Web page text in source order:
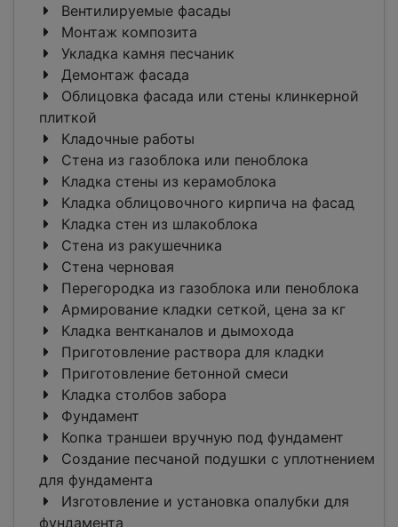
Вентилируемые фасады
Монтаж композита
Укладка камня песчаник
Демонтаж фасада
Облицовка фасада или стены клинкерной
плиткой
Кладочные работы
Стена из газоблока или пеноблока
Кладка стены из керамоблока
Кладка облицовочного кирпича на фасад
Кладка стен из шлакоблока
Стена из ракушечника
Стена черновая
Перегородка из газоблока или пеноблока
Армирование кладки сеткой, цена за кг
Кладка вентканалов и дымохода
Приготовление раствора для кладки
Приготовление бетонной смеси
Кладка столбов забора
Фундамент
Копка траншеи вручную под фундамент
Создание песчаной подушки с уплотнением
для фундамента
Изготовление и установка опалубки для
фундамента